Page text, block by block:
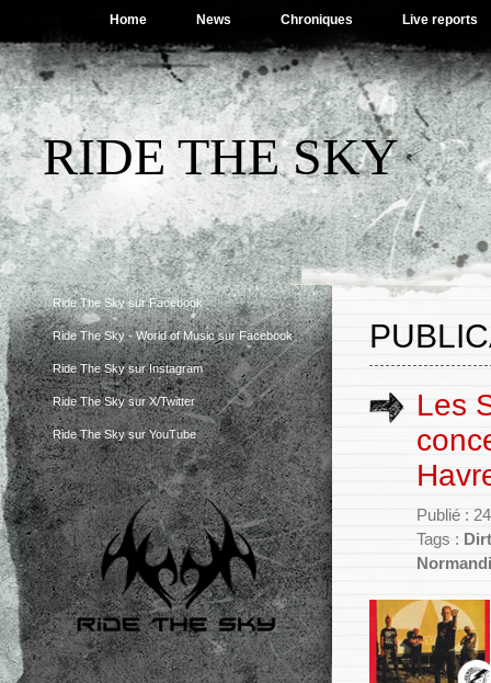
Home News Chroniques Live reports
RIDE THE SKY
Ride The Sky sur Facebook
Ride The Sky - World of Music sur Facebook
Ride The Sky sur Instagram
Ride The Sky sur X/Twitter
Ride The Sky sur YouTube
Les
Publié :
Tags :